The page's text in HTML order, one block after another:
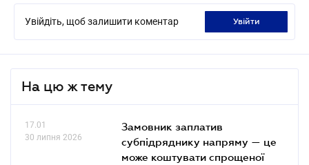
Увійдіть, щоб залишити коментар увійти
На цю ж тему
17.01
30 липня 2026
Замовник заплатив
субпідряднику напряму — це
може коштувати спрощеної